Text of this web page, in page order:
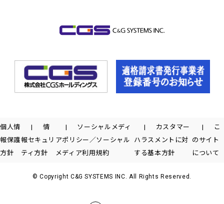
個人情
報保護
方針
情
報セキュリ
ティ方針
ソーシャルメディ
アポリシー／ソーシャル
メディア利用規約
カスタマー
ハラスメントに対
する基本方針
こ
のサイト
について
© Copyright C&G SYSTEMS INC. All Rights Reserved.